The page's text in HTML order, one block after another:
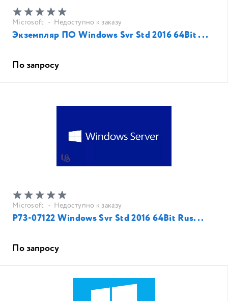
Microsoft • Недоступно к заказу
Экземпляр ПО Windows Svr Std 2016 64Bit ...
По запросу
Microsoft • Недоступно к заказу
P73-07122 Windows Svr Std 2016 64Bit Rus...
По запросу